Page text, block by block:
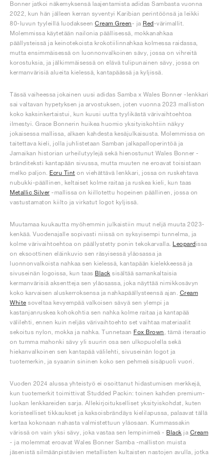
Bonner jatkoi näkemyksensä laajentamista adidas Sambasta vuonna
2022, kun hän jälleen kerran syventyi Karibian perintöönsä ja leikki
80-luvun tyyleillä luodakseen Cream Green- ja Red-värimallit.
Molemmissa käytetään nailonia päällisessä, mokkanahkaa
päällysteissä ja keinotekoista krokotiilinnahkaa kolmessa raidassa,
mutta ensimmäisessä on luonnonvalkoinen sävy, jossa on vihreitä
korostuksia, ja jälkimmäisessä on elävä tulipunainen sävy, jossa on
kermanvärisiä alueita kielessä, kantapäässä ja kyljissä.
Tässä vaiheessa jokainen uusi adidas Samba x Wales Bonner -lenkkari
sai valtavan hypetyksen ja arvostuksen, joten vuonna 2023 malliston
koko kaksinkertaistui, kun kuusi uutta tyylikästä värivaihtoehtoa
ilmestyi. Grace Bonnerin huikea huomio yksityiskohtiin näkyy
jokaisessa mallissa, alkaen kahdesta kesäjulkaisusta. Molemmissa on
taitettava kieli, jolla juhlistetaan Samban jalkapalloperintöä ja
Jamaikan historian urheilutyylejä sekä hienostunut Wales Bonner -
bränditeksti kantapään sivussa, mutta muuten ne eroavat toisistaan
melko paljon. Ecru Tint on viehättävä lenkkari, jossa on ruskehtava
nubukki-päällinen, keltaiset kolme raitaa ja ruskea kieli, kun taas
Metallic Silver -mallissa on kiillotettu hopeinen päällinen, jossa on
vastustamaton kiilto ja virkatut logot kyljissä.
Muutamaa kuukautta myöhemmin julkaistiin muut neljä muuta 2023-
kenkää. Vuodenajalle sopivasti niissä on syksyisempi tunnelma, ja
kolme värivaihtoehtoa on päällystetty ponin tekokarvalla. Leopardissa
on eksoottinen eläinkuvio sen räsyisessä yläosassa ja
luonnonvalkoista nahkaa sen kielessä, kantapään kielekkeessä ja
sivuseinän logoissa, kun taas Black sisältää samankaltaisia
kermanvärisiä aksentteja sen yläosassa, joka näyttää nimikkosävyn
koko karvaisen aluskerroksensa ja nahkapäällysteensä ajan. Cream
White soveltaa kevyempää valkoisen sävyä sen ylempi ja
kastanjanruskea kohokohtia sen nahka kolme raitaa ja kantapää
välilehti, ennen kuin neljäs värivaihtoehto set vaihtaa materiaalit
sekoitus nylon, mokka ja nahka. Tunnetaan Fox Brown , tämä iteraatio
on tumma mahonki sävy yli suurin osa sen ulkopuolella sekä
hiekanvalkoinen sen kantapää välilehti, sivuseinän logot ja
tuotemerkin, ja syaanin sininen koko sen pehmeä sisäpuoli vuori.
Vuoden 2024 alussa yhteistyö ei osoittanut hidastumisen merkkejä,
kun tuotemerkit toimittivat Studded Packin: toinen kahden premium-
luokan lenkkareiden sarja. Allekirjoitukselliset yksityiskohdat, kuten
koristeelliset tikkaukset ja kaksoisbrändäys kielilapussa, palaavat tällä
kertaa kokonaan nahasta valmistettuun yläosaan. Kummassakin
värissä on vain yksi sävy, joka vastaa sen lempinimeä - Black ja Cream
- ja molemmat eroavat Wales Bonner Samba -malliston muista
jäsenistä silmäänpistävien metallisten kultaisten nastojen avulla, jotka